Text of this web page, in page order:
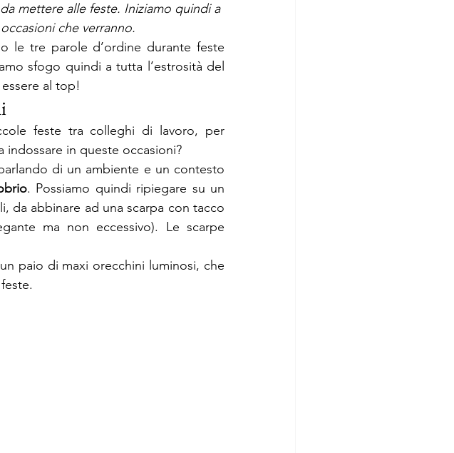
mettere alle feste. Iniziamo quindi a
che verranno.
le tre parole d’ordine durante feste
sfogo quindi a tutta l’estrosità del
al top!
feste tra colleghi di lavoro, per
indossare in queste occasioni?
di un ambiente e un contesto
. Possiamo quindi ripiegare su un
da abbinare ad una scarpa con tacco
ma non eccessivo). Le scarpe
paio di maxi orecchini luminosi, che